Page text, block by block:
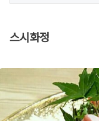
스시화정